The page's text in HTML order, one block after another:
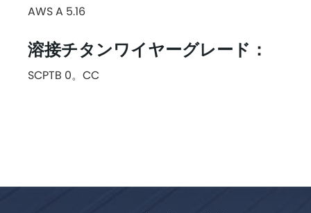
AWS A 5.16
溶接チタンワイヤーグレード：
SCPTB 0。CC